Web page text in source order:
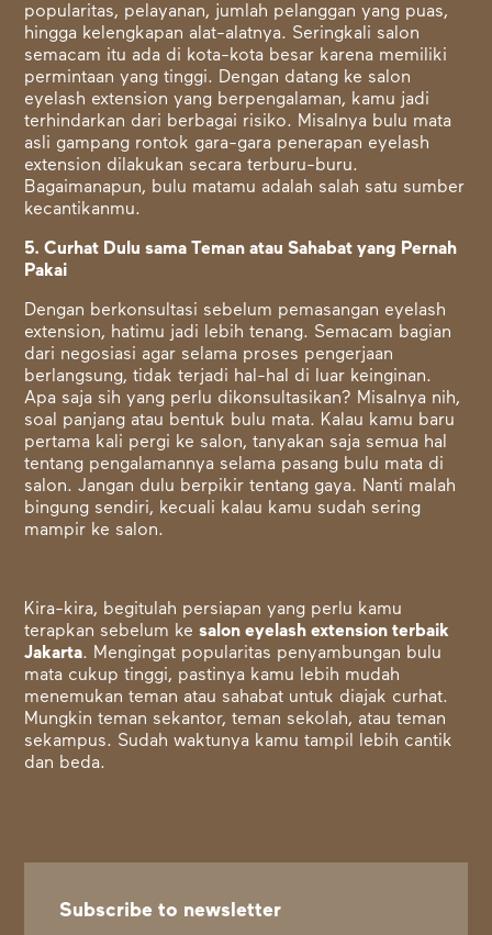
popularitas, pelayanan, jumlah pelanggan yang puas,
hingga kelengkapan alat-alatnya. Seringkali salon
semacam itu ada di kota-kota besar karena memiliki
permintaan yang tinggi. Dengan datang ke salon
eyelash extension yang berpengalaman, kamu jadi
terhindarkan dari berbagai risiko. Misalnya bulu mata
asli gampang rontok gara-gara penerapan eyelash
extension dilakukan secara terburu-buru.
Bagaimanapun, bulu matamu adalah salah satu sumber
kecantikanmu.
5. Curhat Dulu sama Teman atau Sahabat yang Pernah
Pakai
Dengan berkonsultasi sebelum pemasangan eyelash
extension, hatimu jadi lebih tenang. Semacam bagian
dari negosiasi agar selama proses pengerjaan
berlangsung, tidak terjadi hal-hal di luar keinginan.
Apa saja sih yang perlu dikonsultasikan? Misalnya nih,
soal panjang atau bentuk bulu mata. Kalau kamu baru
pertama kali pergi ke salon, tanyakan saja semua hal
tentang pengalamannya selama pasang bulu mata di
salon. Jangan dulu berpikir tentang gaya. Nanti malah
bingung sendiri, kecuali kalau kamu sudah sering
mampir ke salon.
Kira-kira, begitulah persiapan yang perlu kamu
terapkan sebelum kesalon eyelash extension terbaik
Jakarta. Mengingat popularitas penyambungan bulu
mata cukup tinggi, pastinya kamu lebih mudah
menemukan teman atau sahabat untuk diajak curhat.
Mungkin teman sekantor, teman sekolah, atau teman
sekampus. Sudah waktunya kamu tampil lebih cantik
dan beda.
Subscribe to newsletter